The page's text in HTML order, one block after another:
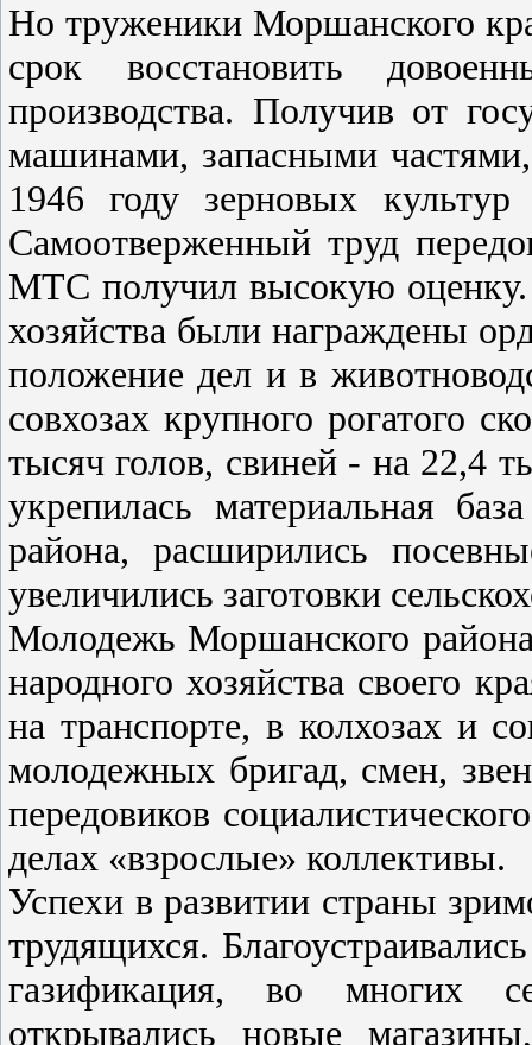
Но труженики Моршанского
срок восстановить
производства. Получив от
машинами, запасными
1946 году зерновых
Самоотверженный труд
МТС получил высокую оценку.
хозяйства были награждены
положение дел и в
совхозах крупного рогатого
тысяч голов, свиней - на 22,4
укрепилась материальная
района, расширились
увеличились заготовки
Молодежь Моршанского
народного хозяйства своего
на транспорте, в колхозах и
молодежных бригад, смен,
передовиков
делах «взрослые» коллективы.
Успехи в развитии страны
трудящихся.
газификация, во многих
открывались новые